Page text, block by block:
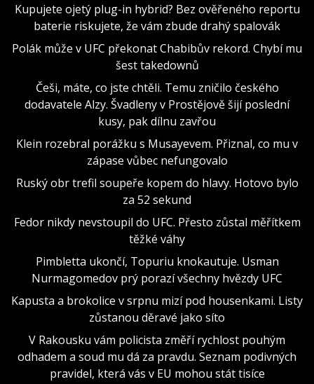
Kupujete ojetý plug-in hybrid? Bez ověřeného reportu
baterie riskujete, že vám zbude drahý spalovák
Polák může v UFC překonat Chabibův rekord. Chybí mu
šest takedownů
Češi, máte, co jste chtěli. Temu zničilo českého
dodavatele Alzy. Švadleny v Prostějově šijí poslední
kusy, pak dílnu zavřou
Klein rozebral porážku s Musayevem. Přiznal, co mu v
zápase vůbec nefungovalo
Ruský obr trefil soupeře kopem do hlavy. Hotovo bylo
za 52 sekund
Fedor nikdy nevstoupil do UFC. Přesto zůstal měřítkem
těžké váhy
Pimbletta ukončí, Topuriu knokautuje. Usman
Nurmagomedov prý porazí všechny hvězdy UFC
Kapusta a brokolice v srpnu mizí pod housenkami. Listy
zůstanou děravé jako síto
V Rakousku vám policista změří rychlost pouhým
odhadem a soud mu dá za pravdu. Seznam podivných
pravidel, která vás v EU mohou stát tisíce